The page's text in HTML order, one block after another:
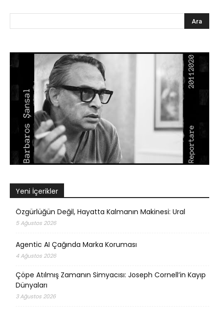
Yeni İçerikler
Özgürlüğün Değil, Hayatta Kalmanın Makinesi: Ural
5 Ağustos 2026
Agentic AI Çağında Marka Koruması
4 Ağustos 2026
Çöpe Atılmış Zamanın Simyacısı: Joseph Cornell’in Kayıp
Dünyaları
3 Ağustos 2026